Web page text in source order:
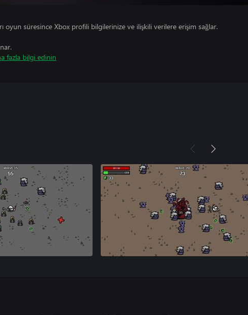
oyun süresince Xbox profili bilgilerinize ve ilişkili verilere erişim sağlar.
fazla bilgi edinin